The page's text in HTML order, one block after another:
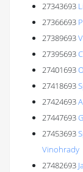
27343693
27366693
27389693
27395693
27401693
27418693
27424693
27447693
27453693
Vinohrady
27482693